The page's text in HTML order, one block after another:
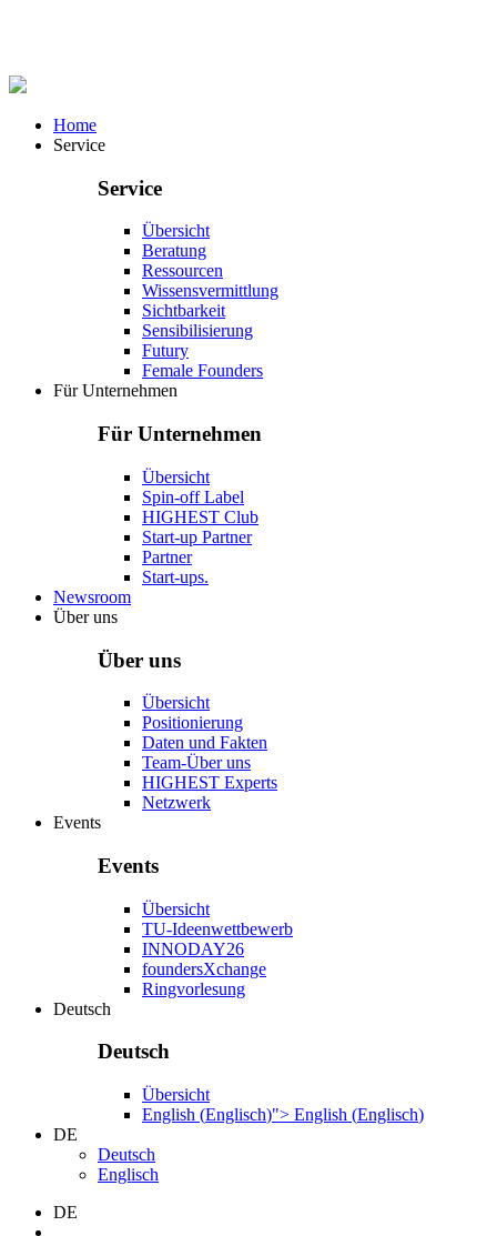
Home
Service
Service
Übersicht
Beratung
Ressourcen
Wissensvermittlung
Sichtbarkeit
Sensibilisierung
Futury
Female Founders
Für Unternehmen
Für Unternehmen
Übersicht
Spin-off Label
HIGHEST Club
Start-up Partner
Partner
Start-ups.
Newsroom
Über uns
Über uns
Übersicht
Positionierung
Daten und Fakten
Team-Über uns
HIGHEST Experts
Netzwerk
Events
Events
Übersicht
TU-Ideenwettbewerb
INNODAY26
foundersXchange
Ringvorlesung
Deutsch
Deutsch
Übersicht
English (Englisch)"> English (Englisch)
DE
Deutsch
Englisch
DE